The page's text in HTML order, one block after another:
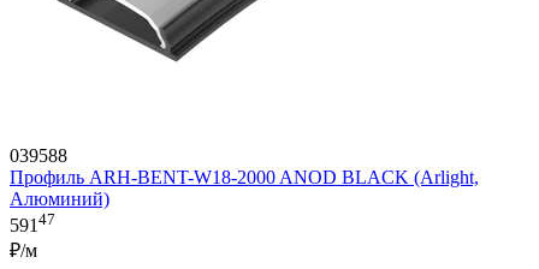
039588
Профиль ARH-BENT-W18-2000 ANOD BLACK (Arlight,
Алюминий)
59147
₽/м